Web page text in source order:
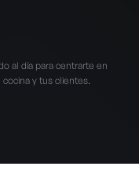
al día para centrarte en
y tus clientes.